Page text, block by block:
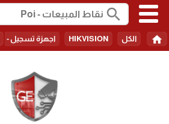
search
home الكل HIKVISION اجهزة تسجيل - Recorders